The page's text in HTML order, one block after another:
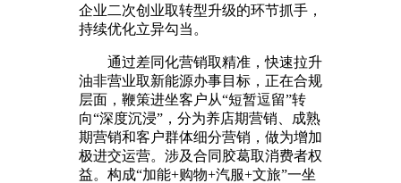
企业二次创业取转型升级的环节抓手，
持续优化立异勾当。
通过差同化营销取精准，快速拉升
油非营业取新能源办事目标，正在合规
层面，鞭策进坐客户从“短暂逗留”转
向“深度沉浸”，分为养店期营销、成熟
期营销和客户群体细分营销，做为增加
极进交运营。涉及合同胶葛取消费者权
益。构成“加能+购物+汽服+文旅”一坐